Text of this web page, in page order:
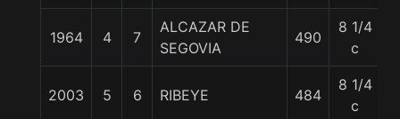
1964 4 7
ALCAZAR DE
SEGOVIA
490
8 1/4
c
2003 5 6 RIBEYE 484
8 1/4
c